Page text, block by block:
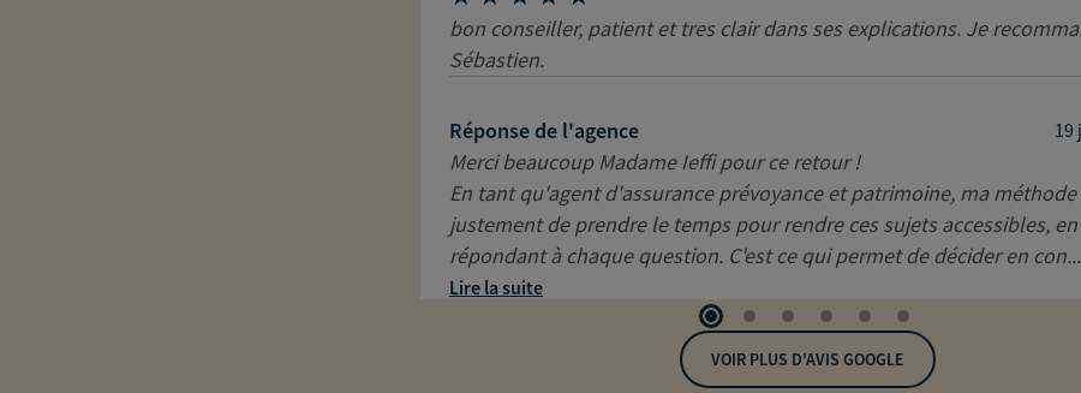
bon conseiller, patient et tres clair dans ses explications. Je
Sébastien.
Réponse de l'agence 19
Merci beaucoup Madame Ieffi pour ce retour !
En tant qu'agent d'assurance prévoyance et patrimoine, ma méthode
justement de prendre le temps pour rendre ces sujets accessibles, en
répondant à chaque question. C'est ce qui permet de décider en con...
Lire la suite
VOIR PLUS D'AVIS GOOGLE